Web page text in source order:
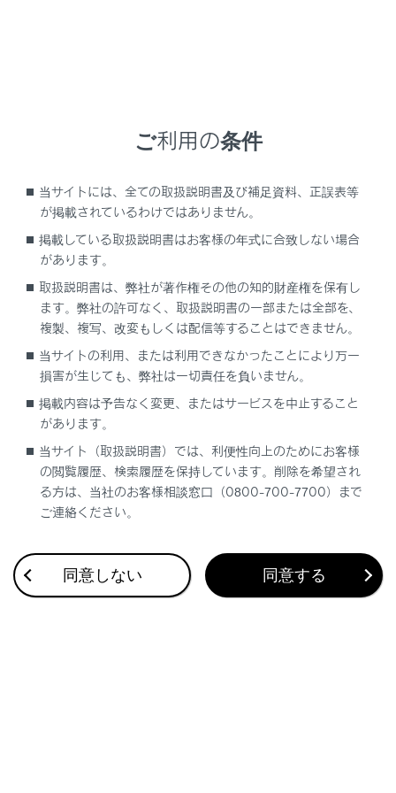
登録がありません
ブックマーク
個人情報の取扱いについて
サイト利用について
©2005-2026 LEXUS
ご利用の条件
当サイトには、全ての取扱説明書及び補足資料、正誤表等
が掲載されているわけではありません。
掲載している取扱説明書はお客様の年式に合致しない場合
があります。
取扱説明書は、弊社が著作権その他の知的財産権を保有し
ます。弊社の許可なく、取扱説明書の一部または全部を、
複製、複写、改変もしくは配信等することはできません。
当サイトの利用、または利用できなかったことにより万一
損害が生じても、弊社は一切責任を負いません。
掲載内容は予告なく変更、またはサービスを中止すること
があります。
当サイト（取扱説明書）では、利便性向上のためにお客様
の閲覧履歴、検索履歴を保持しています。削除を希望され
る方は、当社のお客様相談窓口（0800-700-7700）まで
ご連絡ください。
同意しない 同意する